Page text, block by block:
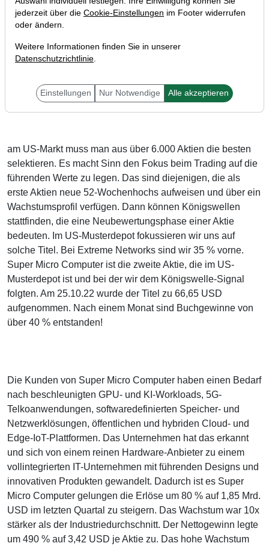
Liebe Trader,
am US-Markt muss man aus über 6.000 Aktien die besten
selektieren. Es macht Sinn den Fokus beim Trading auf die
führenden Werte zu legen. Das sind diejenigen, die als
erste Aktien neue 52-Wochenhochs aufweisen und über ein
Wachstumsprofil verfügen. Dann können Königswellen
stattfinden, die eine Neubewertungsphase einer Aktie
bedeuten. Im US-Musterdepot fokussieren wir uns auf
solche Titel. Bei Extreme Networks sind wir 35 % vorne.
Super Micro Computer ist die zweite Aktie, die im US-
Musterdepot ist und bei der wir dem Königswelle-Signal
folgten. Am 25.10.22 wurde der Titel zu 66,65 USD
aufgenommen. Nach einem Monat sind Buchgewinne von
über 40 % entstanden!
Die Kunden von Super Micro Computer haben einen Bedarf
nach beschleunigten GPU- und KI-Workloads, 5G-
Telkoanwendungen, softwaredefinierten Speicher- und
Netzwerklösungen, öffentlichen und hybriden Cloud- und
Edge-IoT-Plattformen. Das Unternehmen hat das erkannt
und sich von einem reinen Hardware-Anbieter zu einem
vollintegrierten IT-Unternehmen mit führenden Designs und
innovativen Produkten gewandelt. Dadurch ist es Super
Micro Computer gelungen die Erlöse um 80 % auf 1,85 Mrd.
USD im letzten Quartal zu steigern. Das Wachstum war 10x
stärker als der Industriedurchschnitt. Der Nettogewinn legte
um 490 % auf 3,42 USD je Aktie zu. Das hohe Wachstum
jederzeit über die Cookie-Einstellungen im Footer widerrufen
oder ändern.
Weitere Informationen finden Sie in unserer
Datenschutzrichtlinie.
Einstellungen Nur Notwendige Alle akzeptieren